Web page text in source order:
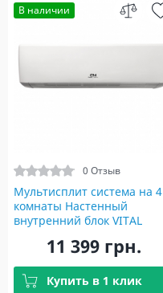
В наличии
0 Отзыв
Мультисплит система на 4
комнаты Настенный
внутренний блок VITAL
S09FTXF-NG(I)
11 399 грн.
Купить в 1 клик